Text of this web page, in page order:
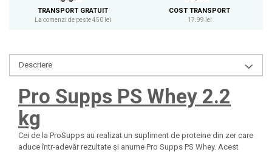
Scivation
Swanson
Under Armour
Universal
Vitargo
Weider
Zenana
TRANSPORT GRATUIT
La comenzi de peste 450 lei
COST TRANSPORT
17.99 lei
Descriere
Pro Supps PS Whey 2.2
kg
Cei de la ProSupps au realizat un supliment de proteine din zer care
aduce într-adevăr rezultate și anume Pro Supps PS Whey. Acest